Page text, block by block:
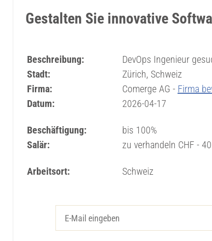
Gestalten Sie innovative
Beschreibung:
DevOps Ingenieur
Stadt:
Zürich, Schweiz
Firma:
Comerge AG - Firma
Datum:
2026-04-17
Beschäftigung:
bis 100%
Salär:
zu verhandeln CHF -
Arbeitsort: Schweiz